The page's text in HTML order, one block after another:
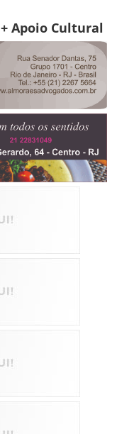
+ Apoio Cultural